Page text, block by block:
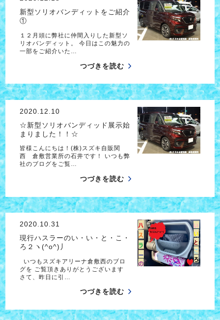
新型ソリオバンディットをご紹介
①
１２月頭に弊社に仲間入りした新型ソ
リオバンディット。 今日はこの魅力の
一部をご紹介いた…
つづきを読む
2020.12.10
☆新型ソリオバンディッド展示始
まりました！！☆
皆様こんにちは！(株)スズキ自販関
西 倉敷営業所の石井です！ いつも弊
社のブログをご覧…
つづきを読む
2020.10.31
現行ハスラーのい・い・と・こ・
ろ２ヽ(^o^)丿
いつもスズキアリーナ倉敷西のブロ
グを ご覧頂きありがとうございます
さて、昨日に引…
つづきを読む